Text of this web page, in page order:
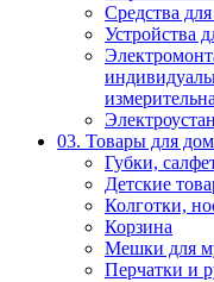
Средства
Устройства
03. Товары для
Губки,
Детские
Колготки,
Корзина
Мешки для
Перчатки и